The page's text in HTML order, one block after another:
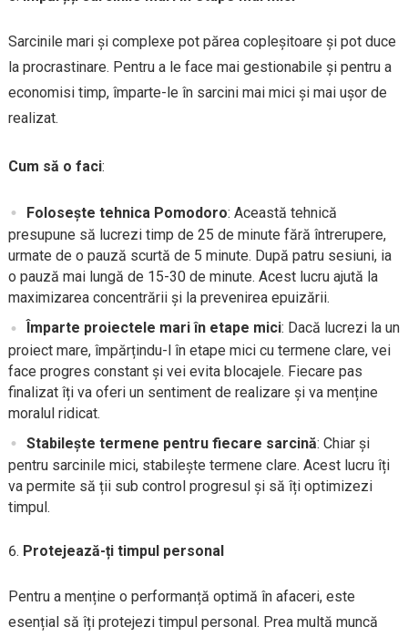
Sarcinile mari și complexe pot părea copleșitoare și pot duce
la procrastinare. Pentru a le face mai gestionabile și pentru a
economisi timp, împarte-le în sarcini mai mici și mai ușor de
realizat.
Cum să o faci:
Folosește tehnica Pomodoro: Această tehnică
presupune să lucrezi timp de 25 de minute fără întrerupere,
urmate de o pauză scurtă de 5 minute. După patru sesiuni, ia
o pauză mai lungă de 15-30 de minute. Acest lucru ajută la
maximizarea concentrării și la prevenirea epuizării.
Împarte proiectele mari în etape mici: Dacă lucrezi la un
proiect mare, împărțindu-l în etape mici cu termene clare, vei
face progres constant și vei evita blocajele. Fiecare pas
finalizat îți va oferi un sentiment de realizare și va menține
moralul ridicat.
Stabilește termene pentru fiecare sarcină: Chiar și
pentru sarcinile mici, stabilește termene clare. Acest lucru îți
va permite să ții sub control progresul și să îți optimizezi
timpul.
Protejează-ți timpul personal
Pentru a menține o performanță optimă în afaceri, este
esențial să îți protejezi timpul personal. Prea multă muncă